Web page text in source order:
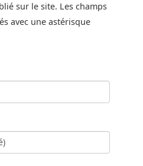
sur le site. Les champs
avec une astérisque